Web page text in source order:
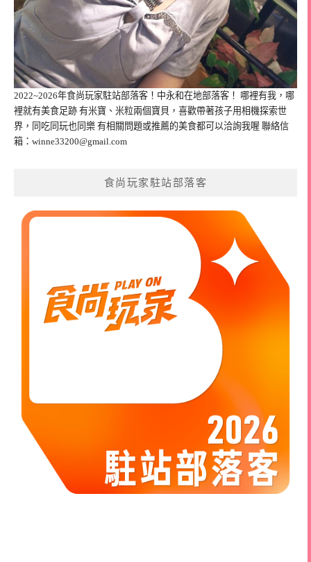
2022~2026年食尚玩家駐站部落客！中永和在地部落客！ 哪裡有我，哪
裡就有美食足跡 有米寶、米粒兩個寶貝，喜歡帶著孩子用相機探索世
界，同吃同玩也同樂 有相關問題或推薦的美食都可以洽詢我喔 聯絡信
箱： winne33200@gmail.com
食尚玩家駐站部落客